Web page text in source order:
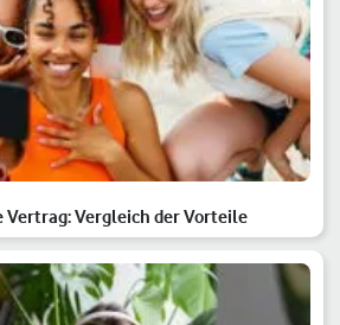
Vertrag: Vergleich der Vorteile